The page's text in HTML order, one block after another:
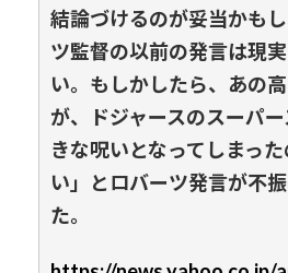
結論づけるのが妥当かも
ツ監督の以前の発言は現
い。もしかしたら、あの
が、ドジャースのスーパ
きな呪いとなってしまっ
い」とロバーツ発言が不
た。